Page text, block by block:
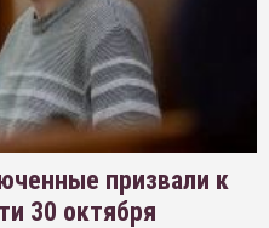
призвали к
30 октября